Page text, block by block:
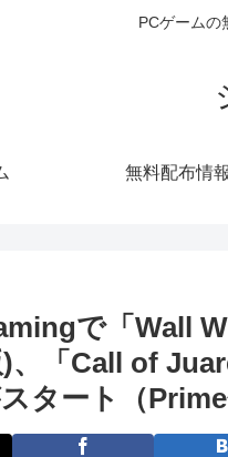
PCゲームの
無料配布情報
で「Wall
「Call of
タート（Prime